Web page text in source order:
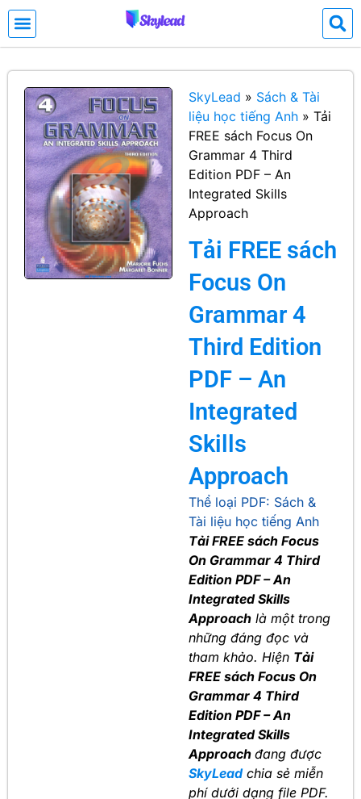
SkyLead » Sách & Tài
liệu học tiếng Anh » Tải
FREE sách Focus On
Grammar 4 Third
Edition PDF – An
Integrated Skills
Approach
Tải FREE sách
Focus On
Grammar 4
Third Edition
PDF – An
Integrated
Skills
Approach
Thể loại PDF: Sách &
Tài liệu học tiếng Anh
Tải FREE sách Focus
On Grammar 4 Third
Edition PDF – An
Integrated Skills
Approach là một trong
những đáng đọc và
tham khảo. Hiện Tải
FREE sách Focus On
Grammar 4 Third
Edition PDF – An
Integrated Skills
Approach đang được
SkyLeadchia sẻ miễn
phí dưới dạng file PDF.